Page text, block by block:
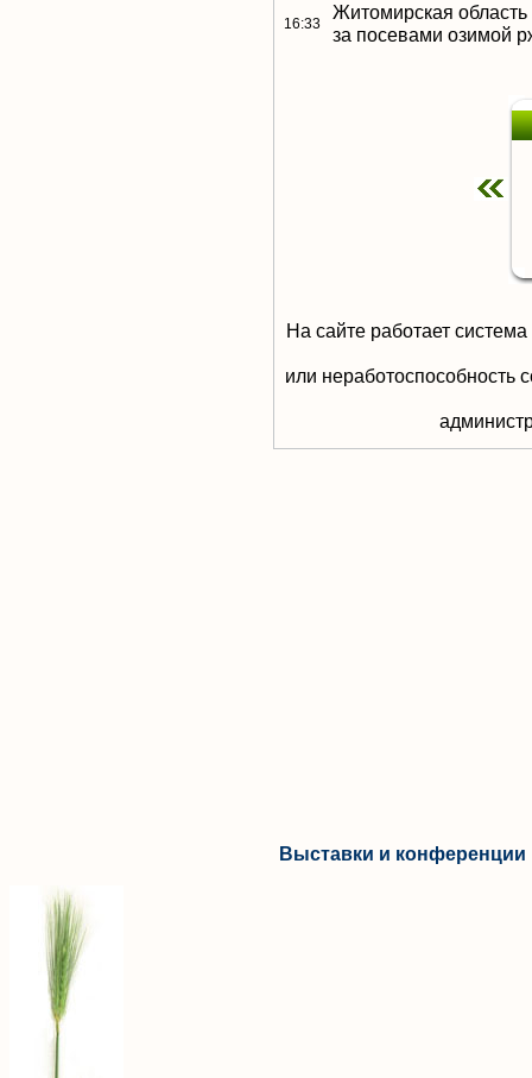
16:33
Житомирская
за посевами озимой
На сайте работает
или неработоспособность
Выставки и конференции